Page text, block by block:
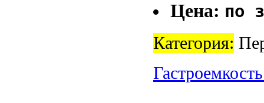
Цена: по
Категория: